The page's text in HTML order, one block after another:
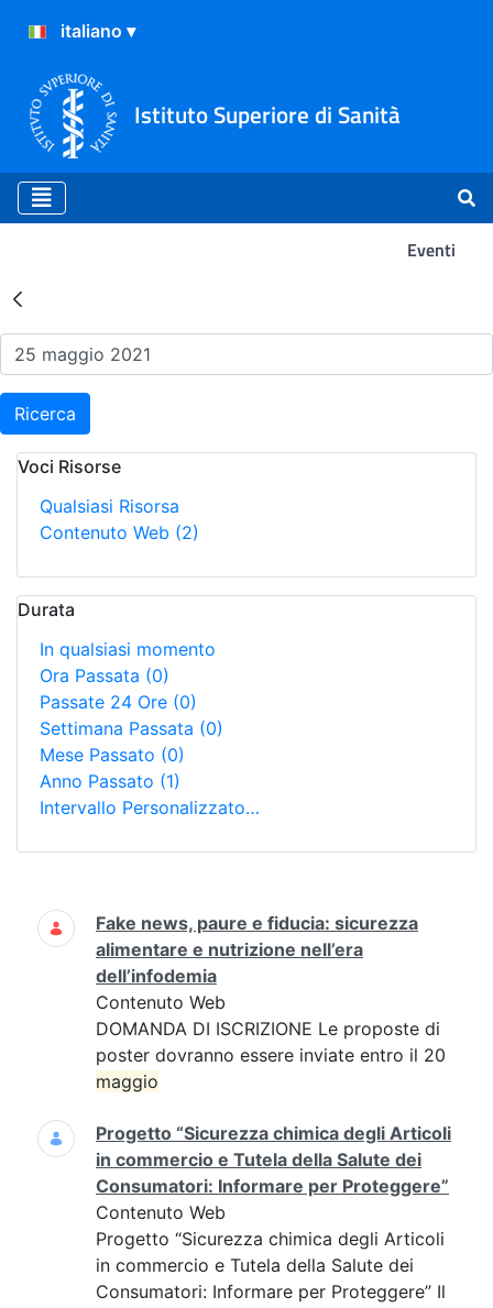
Istituto Superiore di Sanità
Eventi
Risultati della Ricerca -
Ricerca
Voci Risorse
Qualsiasi Risorsa
Contenuto Web (2)
Durata
In qualsiasi momento
Ora Passata (0)
Passate 24 Ore (0)
Settimana Passata (0)
Mese Passato (0)
Anno Passato (1)
Intervallo Personalizzato…
Ricerca
Fake news, paure e fiducia: sicurezza
alimentare e nutrizione nell’era
dell’infodemia
Contenuto Web
DOMANDA DI ISCRIZIONE Le proposte di
poster dovranno essere inviate entro il 20
maggio
Progetto “Sicurezza chimica degli Articoli
in commercio e Tutela della Salute dei
Consumatori: Informare per Proteggere”
Contenuto Web
Progetto “Sicurezza chimica degli Articoli
in commercio e Tutela della Salute dei
Consumatori: Informare per Proteggere” Il